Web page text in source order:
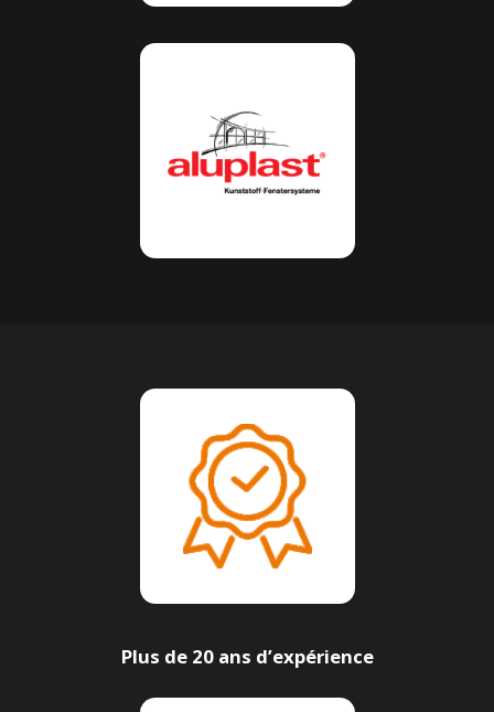
Plus de 20 ans d’expérience